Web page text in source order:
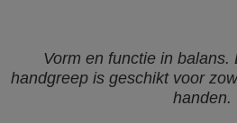
Vorm en functie in balans.
handgreep is geschikt voor
handen.